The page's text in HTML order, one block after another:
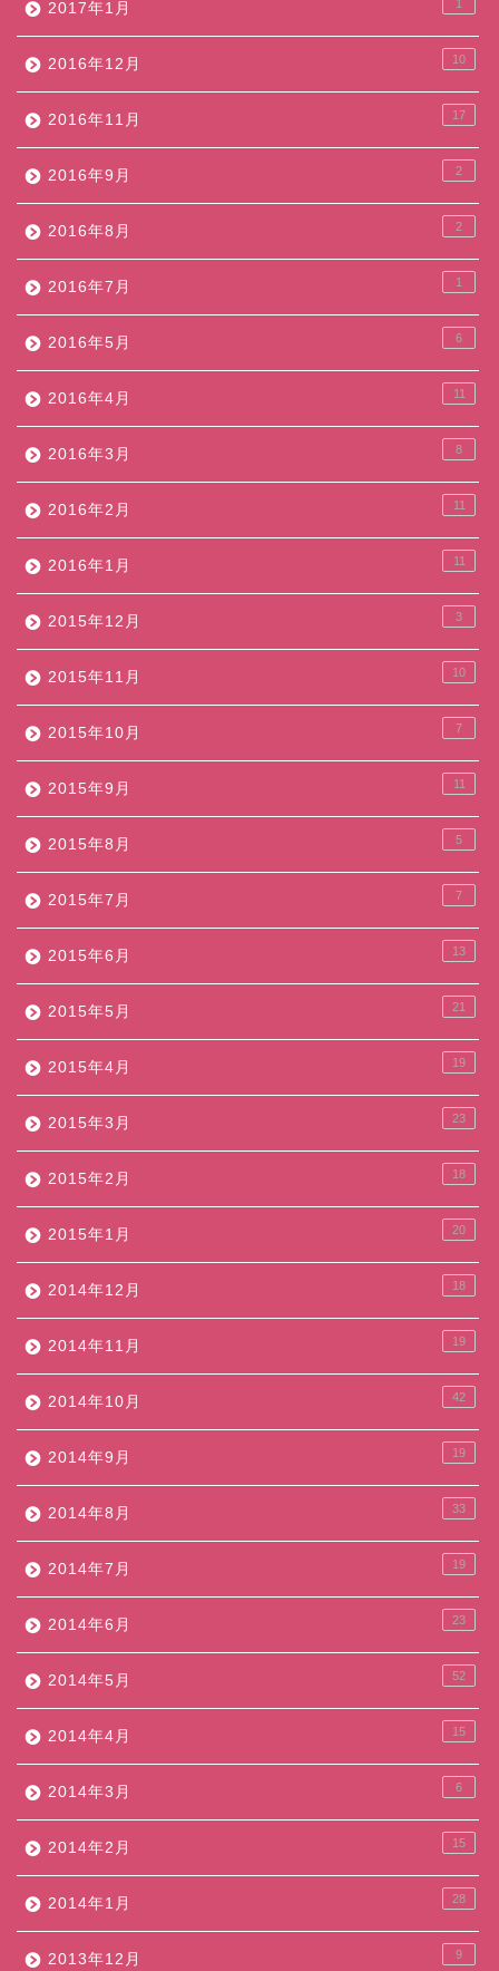
2017年1月 1
2016年12月 10
2016年11月 17
2016年9月 2
2016年8月 2
2016年7月 1
2016年5月 6
2016年4月 11
2016年3月 8
2016年2月 11
2016年1月 11
2015年12月 3
2015年11月 10
2015年10月 7
2015年9月 11
2015年8月 5
2015年7月 7
2015年6月 13
2015年5月 21
2015年4月 19
2015年3月 23
2015年2月 18
2015年1月 20
2014年12月 18
2014年11月 19
2014年10月 42
2014年9月 19
2014年8月 33
2014年7月 19
2014年6月 23
2014年5月 52
2014年4月 15
2014年3月 6
2014年2月 15
2014年1月 28
2013年12月 9